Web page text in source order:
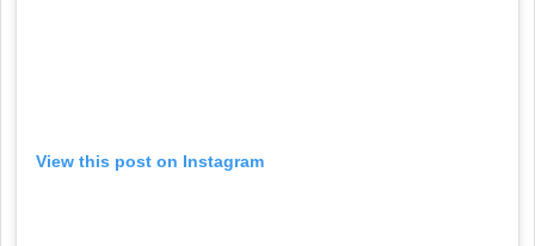
View this post on Instagram